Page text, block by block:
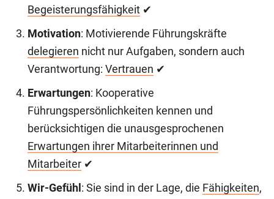
Begeisterungsfähigkeit ✔
Motivation: Motivierende Führungskräfte
delegieren nicht nur Aufgaben, sondern auch
Verantwortung: Vertrauen ✔
Erwartungen: Kooperative
Führungspersönlichkeiten kennen und
berücksichtigen die unausgesprochenen
Erwartungen ihrer Mitarbeiterinnen und
Mitarbeiter ✔
Wir-Gefühl : Sie sind in der Lage, die Fähigkeiten,